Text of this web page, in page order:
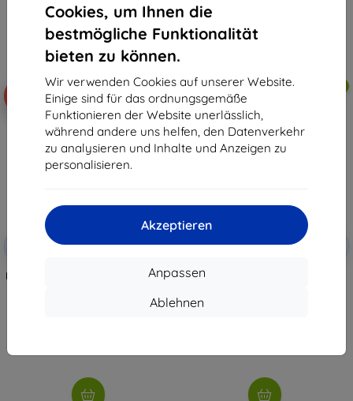
Cookies, um Ihnen die
bestmögliche Funktionalität
bieten zu können.
Wir verwenden Cookies auf unserer Website.
Einige sind für das ordnungsgemäße
Funktionieren der Website unerlässlich,
während andere uns helfen, den Datenverkehr
zu analysieren und Inhalte und Anzeigen zu
personalisieren.
Akzeptieren
Anpassen
Ablehnen
kostenlose Lieferung
Rabatt mit
SMART5
Petlibro Dockstream drinker with
-5%
kostenlose Lieferung
-5% SMART5
Petlibro Dockstream drinker